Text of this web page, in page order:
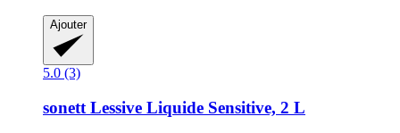
Ajouter
5.0 (3)
sonett Lessive Liquide Sensitive, 2 L